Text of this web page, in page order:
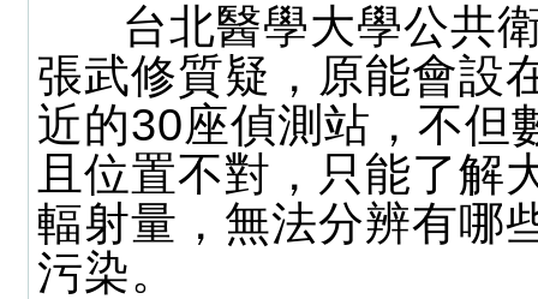
台北醫學大學公共
張武修質疑，原能會設
近的30座偵測站，不但
且位置不對，只能了解
輻射量，無法分辨有哪
污染。